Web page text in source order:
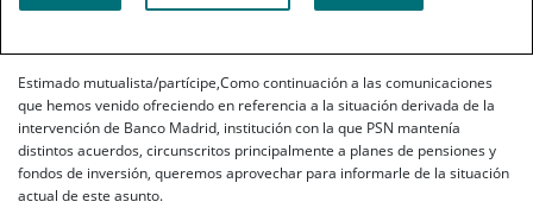
Estimado mutualista/partícipe,Como continuación a las comunicaciones
que hemos venido ofreciendo en referencia a la situación derivada de la
intervención de Banco Madrid, institución con la que PSN mantenía
distintos acuerdos, circunscritos principalmente a planes de pensiones y
fondos de inversión, queremos aprovechar para informarle de la situación
actual de este asunto.